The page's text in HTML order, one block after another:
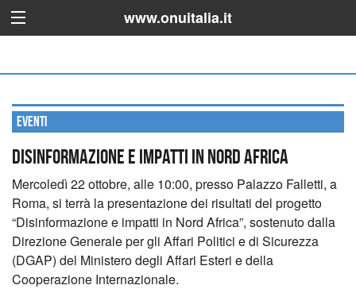
www.onuitalia.it
Eventi
Disinformazione e impatti in Nord Africa
Mercoledì 22 ottobre, alle 10:00, presso Palazzo Falletti, a
Roma, si terrà la presentazione dei risultati del progetto
“Disinformazione e impatti in Nord Africa”, sostenuto dalla
Direzione Generale per gli Affari Politici e di Sicurezza
(DGAP) del Ministero degli Affari Esteri e della
Cooperazione Internazionale.